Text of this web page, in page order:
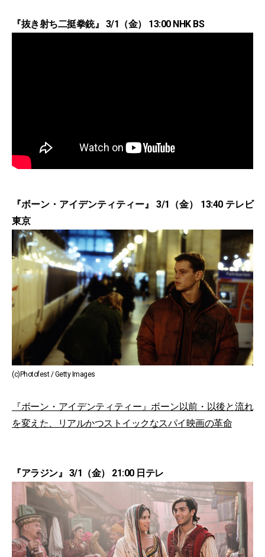
『抜き射ち二挺拳銃』 3/1（金） 13:00 NHK BS
『ボーン・アイデンティティー』 3/1（金） 13:40 テレビ
東京
(c)Photofest / Getty Images
『ボーン・アイデンティティー』ボーン以前・以後と流れ
を変えた、リアルかつストイックなスパイ映画の革命
『アラジン』 3/1（金） 21:00 日テレ